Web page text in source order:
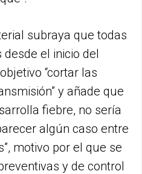
subraya que todas
el inicio del
“cortar las
y añade que
fiebre, no sería
algún caso entre
motivo por el que se
y de control